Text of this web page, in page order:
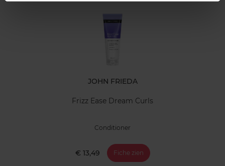
JOHN FRIEDA
Frizz Ease Dream Curls
Conditioner
€ 13,49 Fiche zien